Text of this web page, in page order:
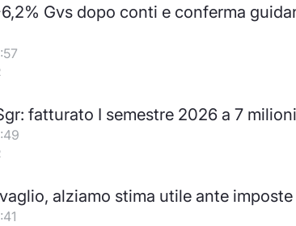
Gvs dopo conti e conferma
fatturato I semestre 2026 a 7
alziamo stima utile ante